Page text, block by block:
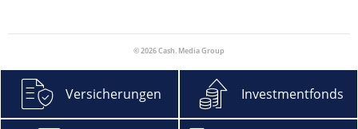
© 2026 Cash. Media Group
Versicherungen Investmentfonds